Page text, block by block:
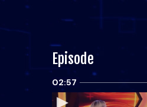
Episode
02:57